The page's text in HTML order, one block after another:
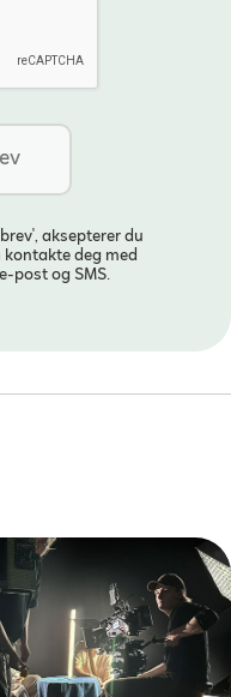
aksepterer du
kontakte deg med
post og SMS.